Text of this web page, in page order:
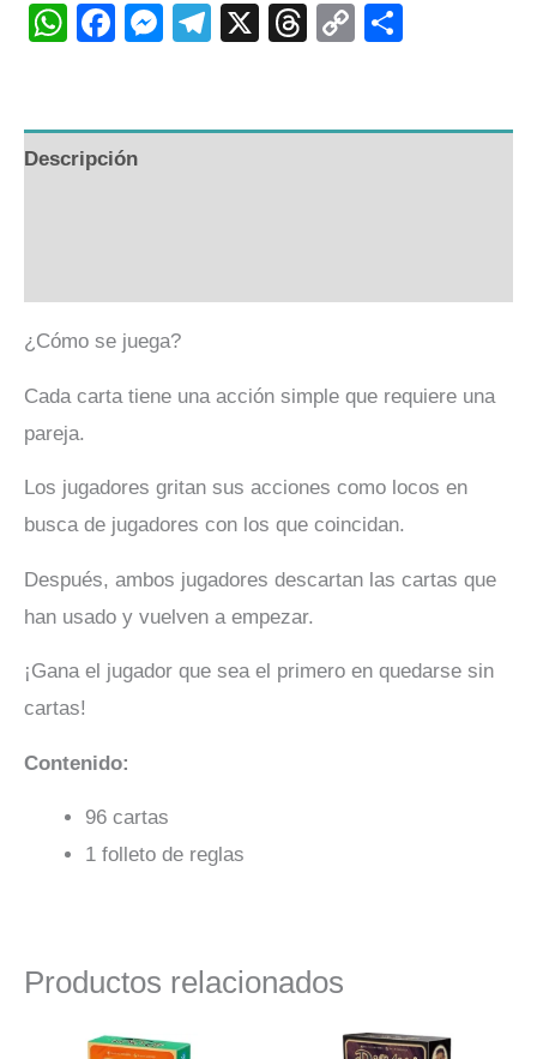
WhatsApp
Facebook
Messenger
Telegram
X Threads
Copy
Descripción
¿Cómo se juega?
Cada carta tiene una acción simple que requiere una
pareja.
Los jugadores gritan sus acciones como locos en
busca de jugadores con los que coincidan.
Después, ambos jugadores descartan las cartas que
han usado y vuelven a empezar.
¡Gana el jugador que sea el primero en quedarse sin
cartas!
Contenido:
96 cartas
1 folleto de reglas
Productos relacionados